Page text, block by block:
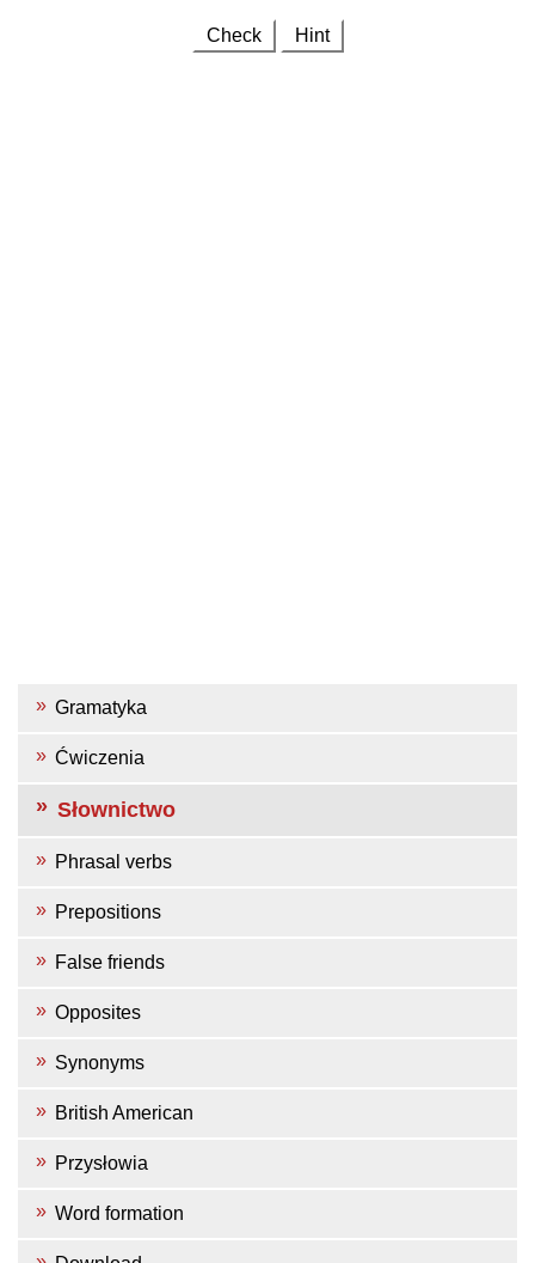
Check Hint
Gramatyka
Ćwiczenia
Słownictwo
Phrasal verbs
Prepositions
False friends
Opposites
Synonyms
British American
Przysłowia
Word formation